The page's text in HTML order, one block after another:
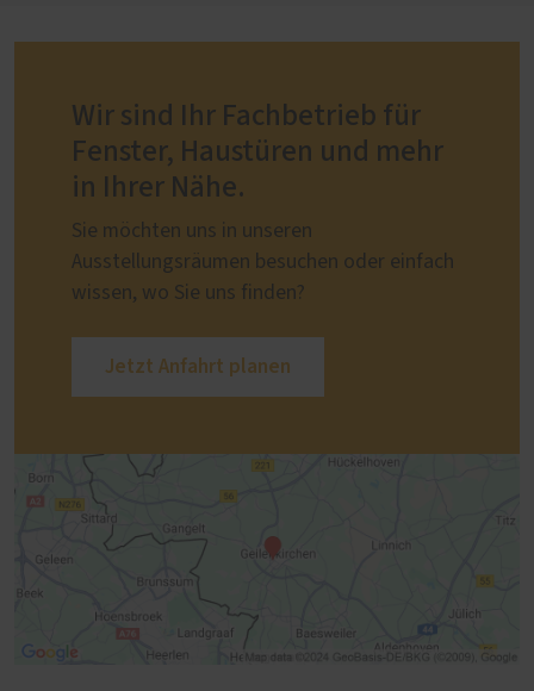
Wir sind Ihr Fachbetrieb für
Fenster, Haustüren und mehr
in Ihrer Nähe.
Sie möchten uns in unseren
Ausstellungsräumen besuchen oder einfach
wissen, wo Sie uns finden?
Jetzt Anfahrt planen